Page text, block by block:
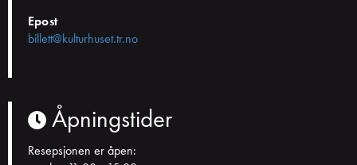
Epost
billett@kulturhuset.tr.no
Åpningstider
Resepsjonen er åpen: